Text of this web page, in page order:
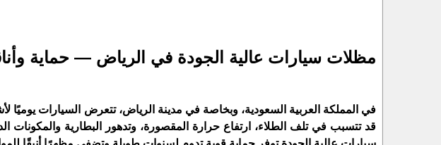
مظلات سيارات عالية الجودة في الرياض — حماية
في المملكة العربية السعودية، وبخاصة في مدينة الرياض، تتعرض السيارات يوميًا
قد تتسبب في تلف الطلاء، ارتفاع حرارة المقصورة، وتدهور البطارية والمكونات